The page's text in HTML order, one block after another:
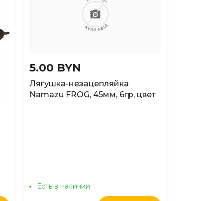
5.00 BYN
Лягушка-незацепляйка
Namazu FROG, 45мм, 6гр, цвет
Есть в наличии